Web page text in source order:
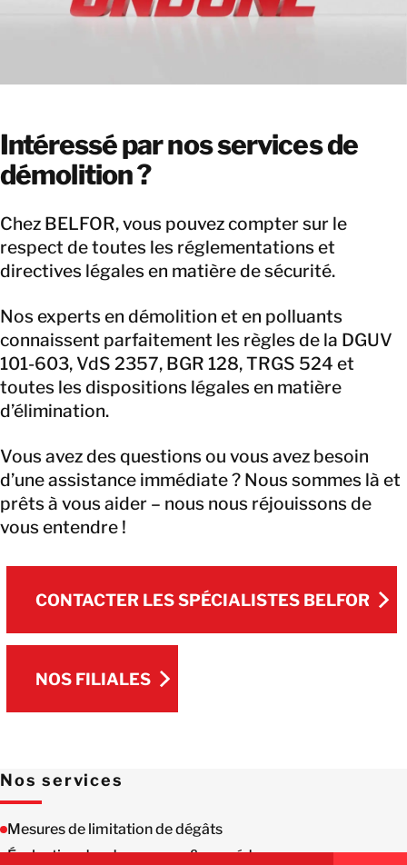
Nos services
Mesures de limitation de dégâts
Évaluation des dommages & procédures
Intéressé par nos services de
démolition ?
Chez BELFOR, vous pouvez compter sur le
respect de toutes les réglementations et
directives légales en matière de sécurité.
Nos experts en démolition et en polluants
connaissent parfaitement les règles de la DGUV
101-603, VdS 2357, BGR 128, TRGS 524 et
toutes les dispositions légales en matière
d’élimination.
Vous avez des questions ou vous avez besoin
d’une assistance immédiate ? Nous sommes là et
prêts à vous aider – nous nous réjouissons de
vous entendre !
CONTACTER LES SPÉCIALISTES BELFOR
CONTACTER LES SPÉCIALISTES BELFOR
NOS FILIALES